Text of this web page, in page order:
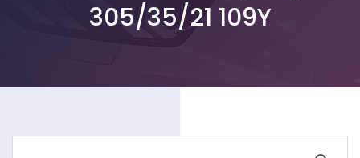
305/35/21 109Y